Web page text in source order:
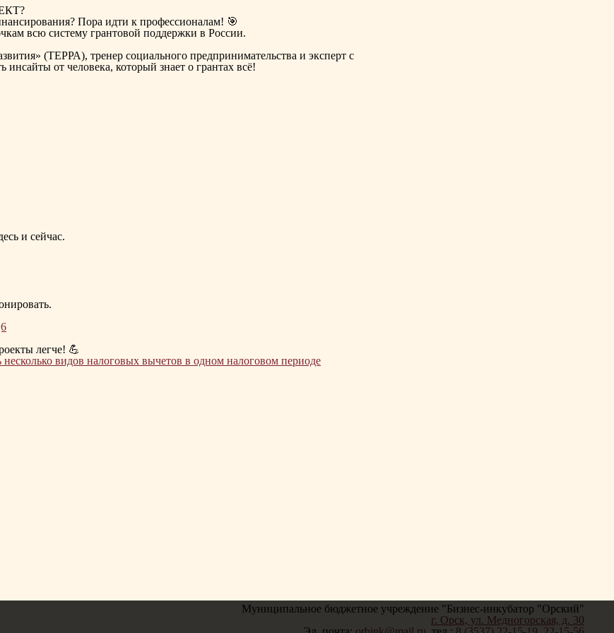
Пора идти к профессионалам! 🎯
всю систему грантовой поддержки в России.
(ТЕРРА), тренер социального предпринимательства и эксперт с
от человека, который знает о грантах всё!
и сейчас.
легче! 💪
несколько видов налоговых вычетов в одном налоговом периоде
Муниципальное бюджетное учреждение "Бизнес-инкубатор "Орский"
г. Орск, ул. Медногорская, д. 30